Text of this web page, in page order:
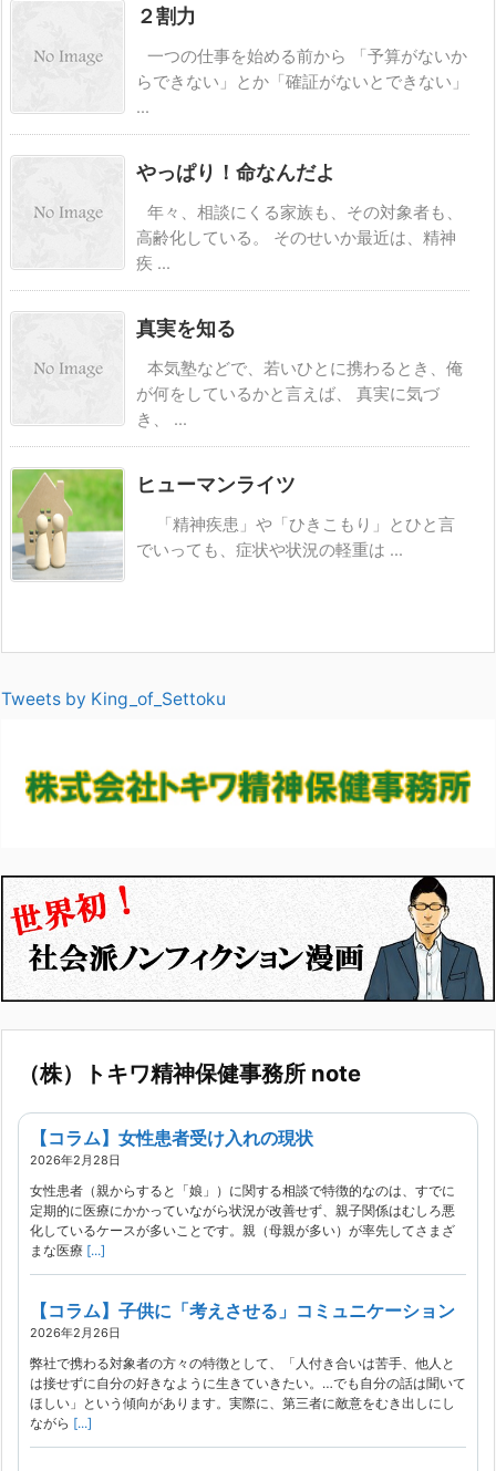
２割力
一つの仕事を始める前から 「予算がないか
らできない」とか「確証がないとできない」
...
やっぱり！命なんだよ
年々、相談にくる家族も、その対象者も、
高齢化している。 そのせいか最近は、精神
疾 ...
真実を知る
本気塾などで、若いひとに携わるとき、俺
が何をしているかと言えば、 真実に気づ
き、 ...
ヒューマンライツ
「精神疾患」や「ひきこもり」とひと言
でいっても、症状や状況の軽重は ...
Tweets by King_of_Settoku
（株）トキワ精神保健事務所 note
【コラム】女性患者受け入れの現状
2026年2月28日
女性患者（親からすると「娘」）に関する相談で特徴的なのは、すでに
定期的に医療にかかっていながら状況が改善せず、親子関係はむしろ悪
化しているケースが多いことです。親（母親が多い）が率先してさまざ
まな医療 [...]
【コラム】子供に「考えさせる」コミュニケーション
2026年2月26日
弊社で携わる対象者の方々の特徴として、「人付き合いは苦手、他人と
は接せずに自分の好きなように生きていきたい。…でも自分の話は聞いて
ほしい」という傾向があります。実際に、第三者に敵意をむき出しにし
ながら [...]